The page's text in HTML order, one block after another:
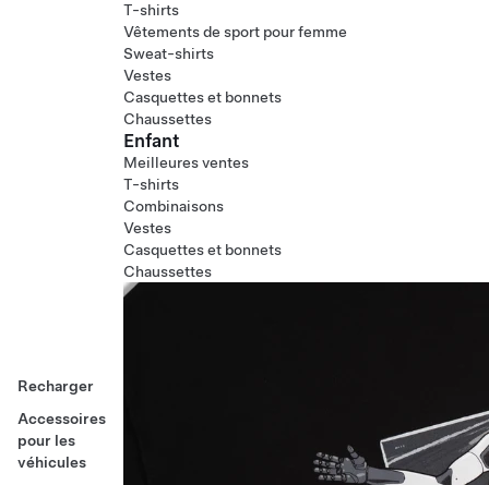
Recharger
Accessoires
pour les
véhicules
T-shirts
Vêtements de sport pour femme
Sweat-shirts
Vestes
Casquettes et bonnets
Chaussettes
Enfant
Meilleures ventes
T-shirts
Combinaisons
Vestes
Casquettes et bonnets
Chaussettes